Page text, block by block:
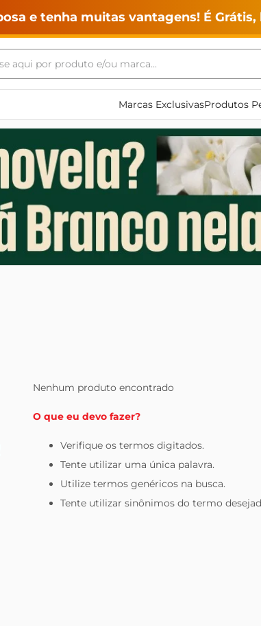
e tenha muitas vantagens! É
aqui por produto e/ou marca...
Marcas ExclusivasProdutos
Nenhum produto encontrado
O que eu devo fazer?
Verifique os termos digitados.
Tente utilizar uma única palavra.
Utilize termos genéricos na busca.
Tente utilizar sinônimos do termo
mais buscados